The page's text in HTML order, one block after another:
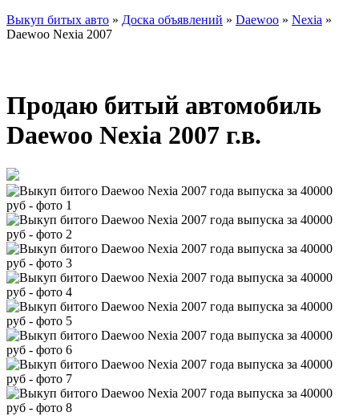
Выкуп битых авто » Доска объявлений » Daewoo » Nexia »
Daewoo Nexia 2007
Продаю битый автомобиль
Daewoo Nexia 2007 г.в.